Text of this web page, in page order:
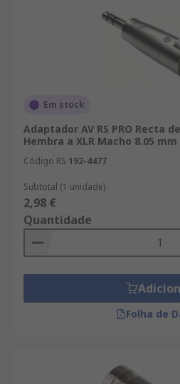
Em stock
Adaptador AV RS PRO Recta
Hembra a XLR Macho 8.05 mm
Código RS 192-4477
Subtotal (1 unidade)
2,98 €
Quantidade
Folha de